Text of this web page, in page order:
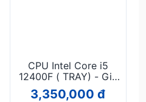
CPU Intel Core i5
12400F ( TRAY) - Giá
ghép bộ
3,350,000 đ